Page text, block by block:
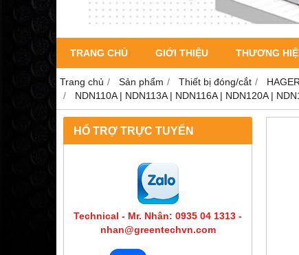
TRANG CHỦ GIỚI THIỆU THƯƠNG
Trang chủ Sản phẩm Thiết bị đóng/cắt HAGER
NDN110A | NDN113A | NDN116A | NDN120A |
HỔ TRỢ TRỰC TUYẾN
Technical - Mr. Nhân: 0935 04 1313 -
nhan@greentechvn.com